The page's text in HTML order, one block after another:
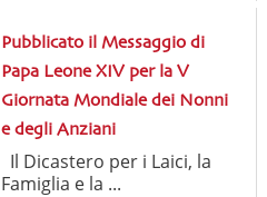
Pubblicato il Messaggio di
Papa Leone XIV per la V
Giornata Mondiale dei Nonni
e degli Anziani
Il Dicastero per i Laici, la
Famiglia e la ...